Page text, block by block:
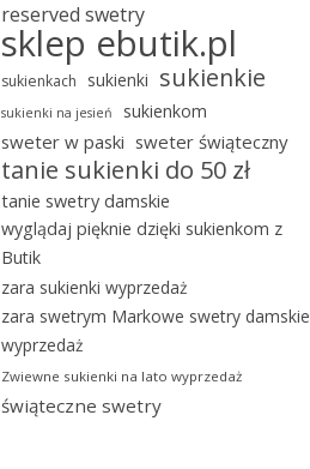
reserved swetry
sklep ebutik.pl
sukienkach sukienki sukienkie
sukienki na jesień sukienkom
sweter w paski sweter świąteczny
tanie sukienki do 50 zł
tanie swetry damskie
wyglądaj pięknie dzięki sukienkom z
Butik
zara sukienki wyprzedaż
zara swetrym Markowe swetry damskie
wyprzedaż
Zwiewne sukienki na lato wyprzedaż
świąteczne swetry